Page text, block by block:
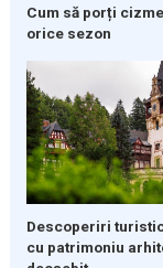
Cum să porți
orice sezon
Descoperiri
cu patrimoniu